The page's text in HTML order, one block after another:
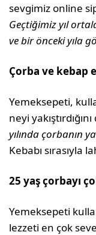
sevgimiz online
Geçtiğimiz yıl
ve bir önceki yıla
Çorba ve kebap
Yemeksepeti,
neyi
yılında çorbanın
Kebabı sırasıyla
25 yaş çorbayı
Yemeksepeti
lezzeti en çok